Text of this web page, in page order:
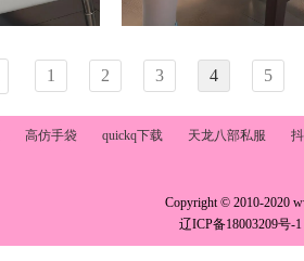
1 2 3 4 5
高仿手袋 quickq下载 天龙八部私服
Copyright © 2010-2020
辽ICP备18003209号-